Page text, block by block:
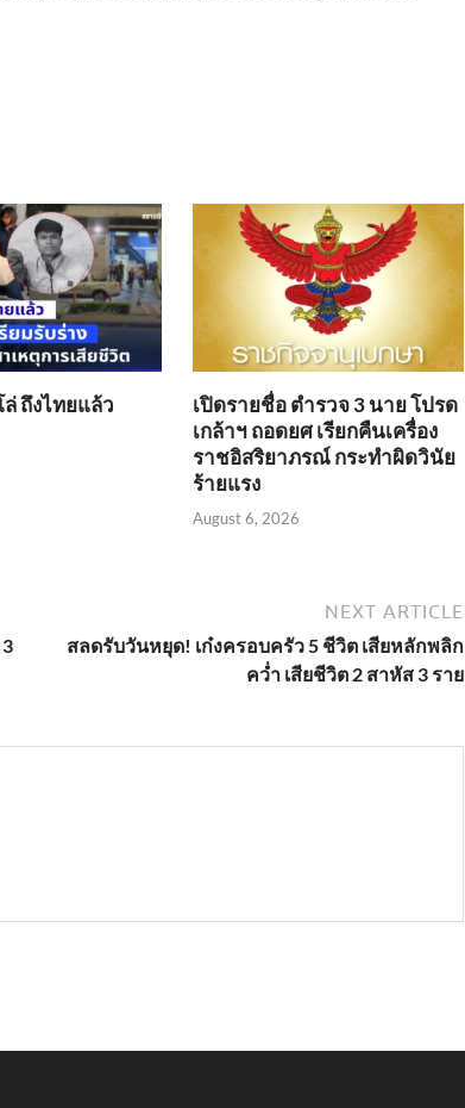
ถึงไทยแล้ว
เปิดรายชื่อ ตำรวจ 3 นาย โปรด
เกล้าฯ ถอดยศ เรียกคืนเครื่อง
ราชอิสริยาภรณ์ กระทำผิดวินัย
ร้ายแรง
August 6, 2026
NEXT ARTICLE
สลดรับวันหยุด! เก๋งครอบครัว 5 ชีวิต เสียหลักพลิก
คว่ำ เสียชีวิต 2 สาหัส 3 ราย